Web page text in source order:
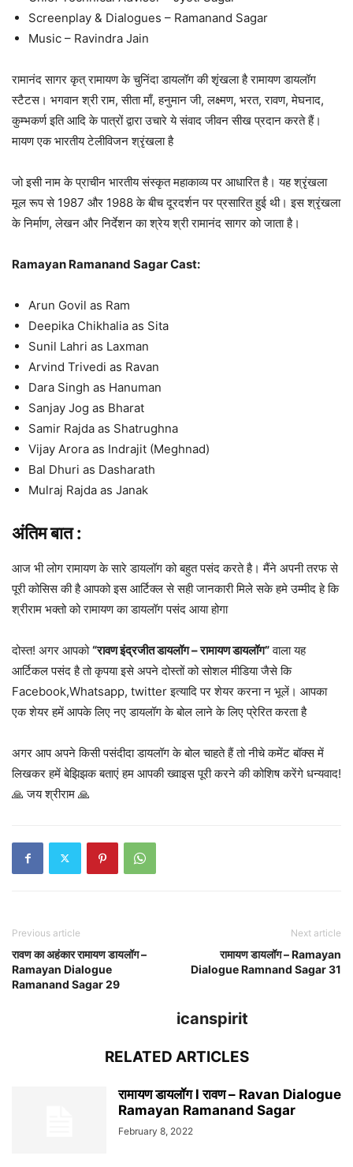
Screenplay & Dialogues – Ramanand Sagar
Music – Ravindra Jain
रामानंद सागर कृत् रामायण के चुनिंदा डायलॉग की शृंखला है रामायण डायलॉग
स्टैटस। भगवान श्री राम, सीता माँ, हनुमान जी, लक्ष्मण, भरत, रावण, मेघनाद,
कुम्भकर्ण इति आदि के पात्रों द्वारा उचारे ये संवाद जीवन सीख प्रदान करते हैं।
मायण एक भारतीय टेलीविजन श्रृंखला है
जो इसी नाम के प्राचीन भारतीय संस्कृत महाकाव्य पर आधारित है। यह श्रृंखला
मूल रूप से 1987 और 1988 के बीच दूरदर्शन पर प्रसारित हुई थी। इस श्रृंखला
के निर्माण, लेखन और निर्देशन का श्रेय श्री रामानंद सागर को जाता है।
Ramayan Ramanand Sagar Cast:
Arun Govil as Ram
Deepika Chikhalia as Sita
Sunil Lahri as Laxman
Arvind Trivedi as Ravan
Dara Singh as Hanuman
Sanjay Jog as Bharat
Samir Rajda as Shatrughna
Vijay Arora as Indrajit (Meghnad)
Bal Dhuri as Dasharath
Mulraj Rajda as Janak
अंतिम बात :
आज भी लोग रामायण के सारे डायलॉग को बहुत पसंद करते है। मैंने अपनी तरफ से
पूरी कोसिस की है आपको इस आर्टिक्ल से सही जानकारी मिले सके हमे उम्मीद हे कि
श्रीराम भक्तो को रामायण का डायलॉग पसंद आया होगा
दोस्त! अगर आपको“रावण इंद्रजीत डायलॉग – रामायण डायलॉग”वाला यह
आर्टिकल पसंद है तो कृपया इसे अपने दोस्तों को सोशल मीडिया जैसे कि
Facebook,Whatsapp, twitter इत्यादि पर शेयर करना न भूलें। आपका
एक शेयर हमें आपके लिए नए डायलॉग के बोल लाने के लिए प्रेरित करता है
अगर आप अपने किसी पसंदीदा डायलॉग के बोल चाहते हैं तो नीचे कमेंट बॉक्स में
लिखकर हमें बेझिझक बताएं हम आपकी ख्वाइस पूरी करने की कोशिष करेंगे धन्यवाद!
🙏 जय श्रीराम 🙏
Previous article
रावण का अहंकार रामायण डायलॉग –
Ramayan Dialogue
Ramanand Sagar 29
Next article
रामायण डायलॉग – Ramayan
Dialogue Ramnand Sagar 31
icanspirit
RELATED ARTICLES
रामायण डायलॉग l रावण – Ravan Dialogue
Ramayan Ramanand Sagar
February 8, 2022